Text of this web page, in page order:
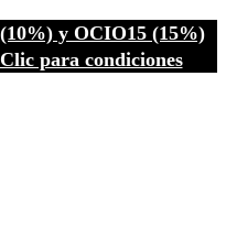
y OCIO15 (15%)
para condiciones